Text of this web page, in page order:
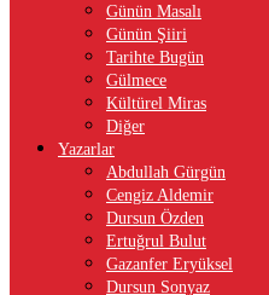
Günün Masalı
Günün Şiiri
Tarihte Bugün
Gülmece
Kültürel Miras
Diğer
Yazarlar
Abdullah Gürgün
Cengiz Aldemir
Dursun Özden
Ertuğrul Bulut
Gazanfer Eryüksel
Dursun Sonyaz